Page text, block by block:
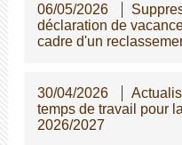
06/05/2026
déclaration de
cadre d'un
30/04/2026
temps de travail pour
2026/2027